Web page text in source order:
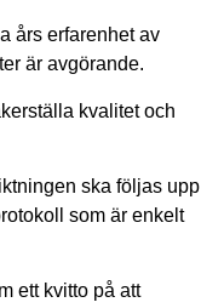
års erfarenhet av
är avgörande.
kvalitet och
ska följas upp
som är enkelt
ett kvitto på att